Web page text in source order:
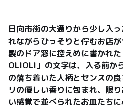
日向市街の大通りから少し入
れながらひっそりと佇むお店
製のドア窓に控えめに書かれ
OLIOLI」の文字は、入る前か
の落ち着いた人柄とセンスの
リの優しい香りに包まれ、限
い感覚で並べられたお皿たち